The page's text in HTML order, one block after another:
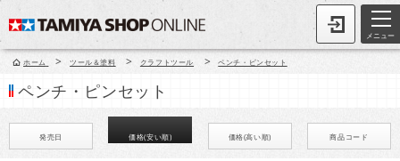
メニュー
ホーム > ツール＆塗料 > クラフトツール > ペンチ・ピンセット
ペンチ・ピンセット
発売日 価格(安い順) 価格(高い順) 商品コード